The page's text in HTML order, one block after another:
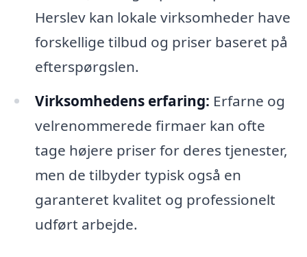
Herslev kan lokale virksomheder have
forskellige tilbud og priser baseret på
efterspørgslen.
Virksomhedens erfaring: Erfarne og
velrenommerede firmaer kan ofte
tage højere priser for deres tjenester,
men de tilbyder typisk også en
garanteret kvalitet og professionelt
udført arbejde.